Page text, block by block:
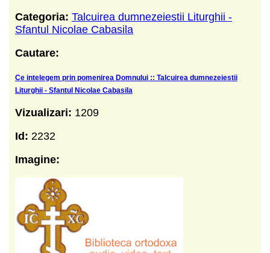
Categoria: Talcuirea dumnezeiestii Liturghii -
Sfantul Nicolae Cabasila
Cautare:
Ce intelegem prin pomenirea Domnului :: Talcuirea dumnezeiestii
Liturghii - Sfantul Nicolae Cabasila
Vizualizari: 1209
Id: 2232
Imagine: